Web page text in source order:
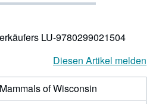
LU-9780299021504
Diesen Artikel melden
Mammals of Wisconsin